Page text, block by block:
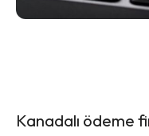
Kanadalı ödeme